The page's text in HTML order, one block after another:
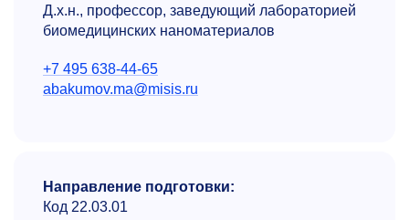
Д.х.н., профессор, заведующий лабораторией
биомедицинских наноматериалов
+7 495 638-44-65
abakumov.ma@misis.ru
Направление подготовки:
Код 22.03.01